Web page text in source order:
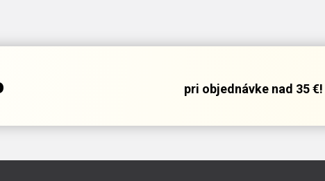
pri objednávke nad 35 €!